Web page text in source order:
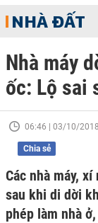
NHÀ ĐẤT
Nhà máy
ốc: Lộ sai
06:46 | 03/10/2018
Chia sẻ
Các nhà máy,
sau khi di dời
phép làm nhà